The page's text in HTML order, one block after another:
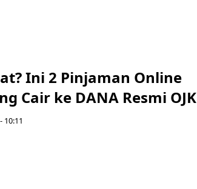
Ini 2 Pinjaman Online
Cair ke DANA Resmi OJK
10:11